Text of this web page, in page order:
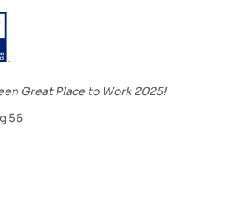
Great Place to Work 2025!
56